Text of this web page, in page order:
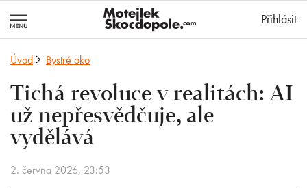
Přihlásit
Úvod Bystré oko
Tichá revoluce v realitách: AI
už nepřesvědčuje, ale
vydělává
2. června 2026, 23:53